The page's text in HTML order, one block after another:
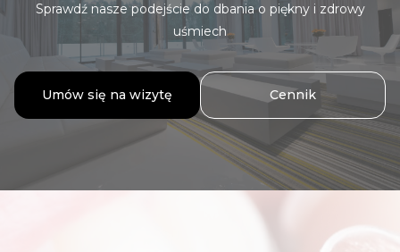
Sprawdź nasze podejście do dbania o piękny i zdrowy
uśmiech
Umów się na wizytę Cennik